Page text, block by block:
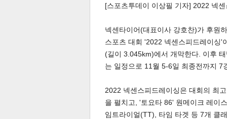
[스포츠투데이 이상필 기자] 2022 넥
넥센타이어(대표이사 강호찬)가 후원
스포츠 대회 '2022 넥센스피드레이싱'
(길이 3.045km)에서 개막한다. 이후
는 일정으로 11월 5-6일 최종전까지 7
2022 넥센스피드레이싱은 대회의 최
을 펼치고, '토요타 86' 원메이크 레이
임트라이얼(TT), 타임 타겟 등 7개 클